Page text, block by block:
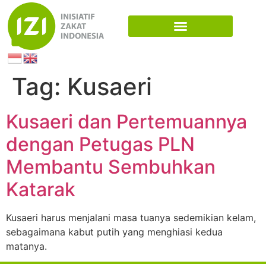
Tag: Kusaeri
Kusaeri dan Pertemuannya
dengan Petugas PLN
Membantu Sembuhkan
Katarak
Kusaeri harus menjalani masa tuanya sedemikian kelam,
sebagaimana kabut putih yang menghiasi kedua
matanya.